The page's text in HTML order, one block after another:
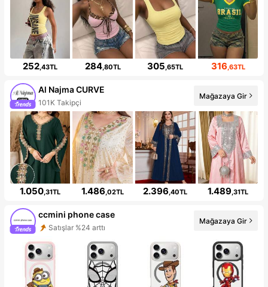
252,43TL 284,80TL 305,65TL 316,63TL
Al Najma CURVE
101K Takipçi
Mağazaya Gir
1.050,31TL 1.486,02TL 2.396,40TL 1.489,31TL
ccmini phone case
Satışlar %24 arttı
Mağazaya Gir